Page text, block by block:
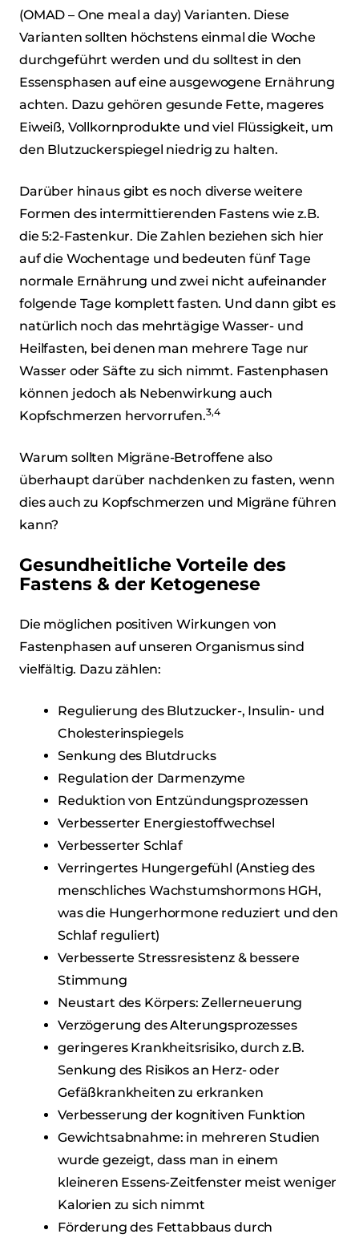
(OMAD – One meal a day) Varianten. Diese
Varianten sollten höchstens einmal die Woche
durchgeführt werden und du solltest in den
Essensphasen auf eine ausgewogene Ernährung
achten. Dazu gehören gesunde Fette, mageres
Eiweiß, Vollkornprodukte und viel Flüssigkeit, um
den Blutzuckerspiegel niedrig zu halten.
Darüber hinaus gibt es noch diverse weitere
Formen des intermittierenden Fastens wie z.B.
die 5:2-Fastenkur. Die Zahlen beziehen sich hier
auf die Wochentage und bedeuten fünf Tage
normale Ernährung und zwei nicht aufeinander
folgende Tage komplett fasten. Und dann gibt es
natürlich noch das mehrtägige Wasser- und
Heilfasten, bei denen man mehrere Tage nur
Wasser oder Säfte zu sich nimmt. Fastenphasen
können jedoch als Nebenwirkung auch
Kopfschmerzen hervorrufen.3,4
Warum sollten Migräne-Betroffene also
überhaupt darüber nachdenken zu fasten, wenn
dies auch zu Kopfschmerzen und Migräne führen
kann?
Gesundheitliche Vorteile des
Fastens & der Ketogenese
Die möglichen positiven Wirkungen von
Fastenphasen auf unseren Organismus sind
vielfältig. Dazu zählen:
Regulierung des Blutzucker-, Insulin- und
Cholesterinspiegels
Senkung des Blutdrucks
Regulation der Darmenzyme
Reduktion von Entzündungsprozessen
Verbesserter Energiestoffwechsel
Verbesserter Schlaf
Verringertes Hungergefühl (Anstieg des
menschliches Wachstumshormons HGH,
was die Hungerhormone reduziert und den
Schlaf reguliert)
Verbesserte Stressresistenz & bessere
Stimmung
Neustart des Körpers: Zellerneuerung
Verzögerung des Alterungsprozesses
geringeres Krankheitsrisiko, durch z.B.
Senkung des Risikos an Herz- oder
Gefäßkrankheiten zu erkranken
Verbesserung der kognitiven Funktion
Gewichtsabnahme: in mehreren Studien
wurde gezeigt, dass man in einem
kleineren Essens-Zeitfenster meist weniger
Kalorien zu sich nimmt
Förderung des Fettabbaus durch